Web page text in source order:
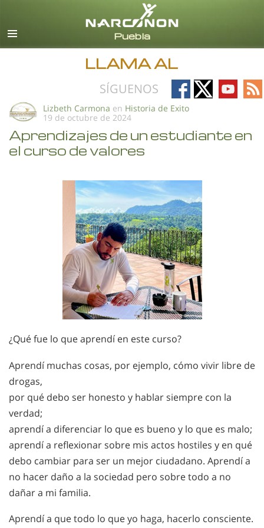
Español
Todas las Regiones/Idiomas
LLAMA AL
SÍGUENOS
Follow
on
Follow
on
Follow
on
on
Lizbeth Carmona en Historia de Exito
19 de octubre de 2024
Aprendizajes de un estudiante en
el curso de valores
¿Qué fue lo que aprendí en este curso?
Aprendí muchas cosas, por ejemplo, cómo vivir libre de
drogas,
por qué debo ser honesto y hablar siempre con la
verdad;
aprendí a diferenciar lo que es bueno y lo que es malo;
aprendí a reflexionar sobre mis actos hostiles y en qué
debo cambiar para ser un mejor ciudadano. Aprendí a
no hacer daño a la sociedad pero sobre todo a no
dañar a mi familia.
Aprendí a que todo lo que yo haga, hacerlo consciente.